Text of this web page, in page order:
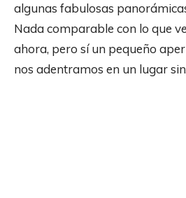
algunas fabulosas
Nada comparable con lo que
ahora, pero sí un pequeño
nos adentramos en un lugar